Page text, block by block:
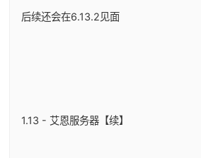
后续还会在6.13.2见面
1.13 - 艾恩服务器【续】